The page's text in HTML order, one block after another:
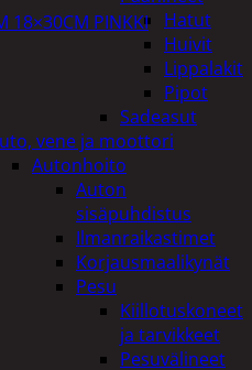
Hatut
Huivit
Lippalakit
Pipot
Sadeasut
vene ja moottori
Autonhoito
Auton
sisäpuhdistus
Ilmanraikastimet
Korjausmaalikynät
Pesu
Kiillotuskoneet
ja tarvikkeet
Pesuvälineet
18×30CM PINKKI